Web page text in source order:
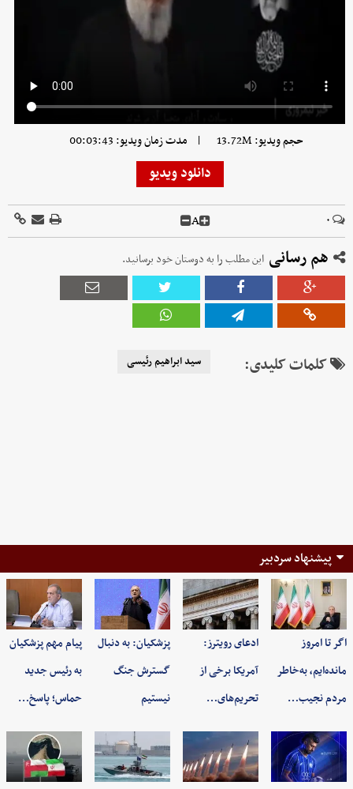
حجم ویدیو: 13.72M | مدت زمان ویدیو: 00:03:43
دانلود ویدیو
۰ A
هم رسانی این مطلب را به دوستان خود برسانید.
کلمات کلیدی: سید ابراهیم رئیسی
پیشنهاد سردبیر
اگر تا امروز
مانده‌ایم، به‌خاطر
مردم نجیب…
ادعای رویترز:
آمریکا برخی از
تحریم‌های…
پزشکیان: به‌ دنبال
گسترش جنگ
نیستیم
پیام مهم پزشکیان
به رئیس جدید
حماس؛ پاسخ…